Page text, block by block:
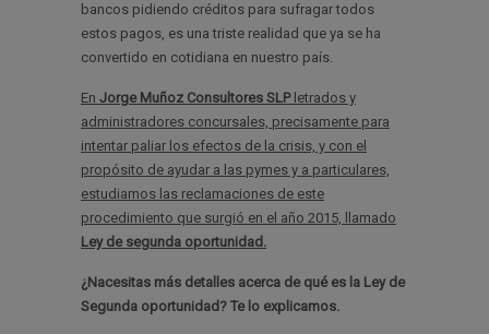
bancos pidiendo créditos para sufragar todos
estos pagos, es una triste realidad que ya se ha
convertido en cotidiana en nuestro país.
En Jorge Muñoz Consultores SLPletrados y
administradores concursales, precisamente para
intentar paliar los efectos de la crisis, y con el
propósito de ayudar a las pymes y a particulares,
estudiamos las reclamaciones de este
procedimiento que surgió en el año 2015, llamado
Ley de segunda oportunidad.
¿Nacesitas más detalles acerca de qué es la Ley de
Segunda oportunidad? Te lo explicamos.